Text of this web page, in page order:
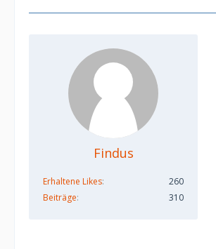
Findus
Erhaltene Likes
260
Beiträge
310